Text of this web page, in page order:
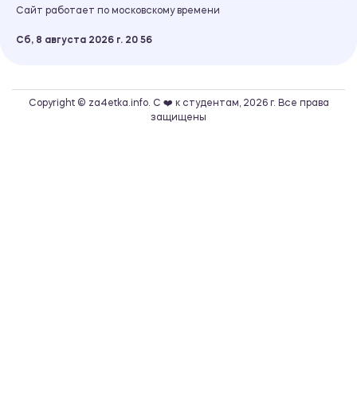
Сайт работает по московскому времени
Сб, 8 августа 2026 г. 20 56
Copyright © za4etka.info. С ❤️ к студентам, 2026 г. Все права
защищены